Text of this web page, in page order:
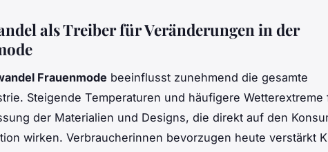
als Treiber für Veränderungen in der
Frauenmode beeinflusst zunehmend die gesamte
Steigende Temperaturen und häufigere Wetterextreme
der Materialien und Designs, die direkt auf den
wirken. Verbraucherinnen bevorzugen heute verstärkt